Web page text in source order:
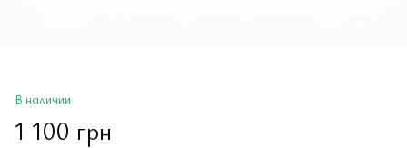
В наличии
1 100 грн